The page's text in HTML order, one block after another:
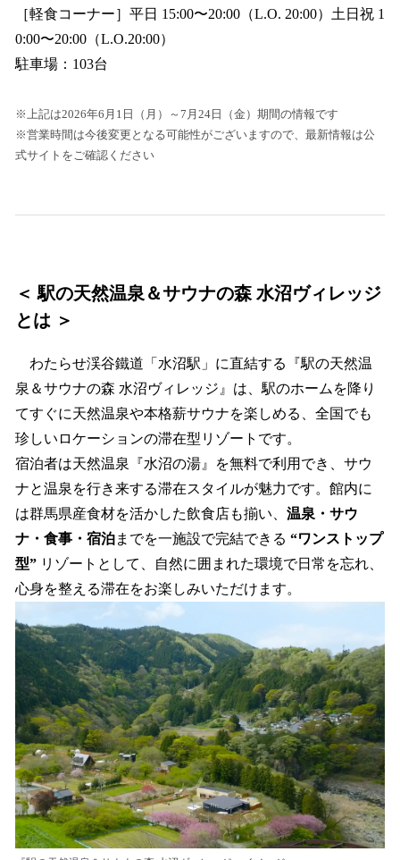
［軽食コーナー］平日 15:00〜20:00（L.O. 20:00）土日祝 1
0:00〜20:00（L.O.20:00）
駐車場：103台
※上記は2026年6月1日（月）～7月24日（金）期間の情報です
※営業時間は今後変更となる可能性がございますので、最新情報は公
式サイトをご確認ください
＜ 駅の天然温泉＆サウナの森 水沼ヴィレッジ
とは ＞
わたらせ渓谷鐵道「水沼駅」に直結する『駅の天然温
泉＆サウナの森 水沼ヴィレッジ』は、駅のホームを降り
てすぐに天然温泉や本格薪サウナを楽しめる、全国でも
珍しいロケーションの滞在型リゾートです。
宿泊者は天然温泉『水沼の湯』を無料で利用でき、サウ
ナと温泉を行き来する滞在スタイルが魅力です。館内に
は群馬県産食材を活かした飲食店も揃い、 温泉・サウ
ナ・食事・宿泊までを一施設で完結できる “ワンストップ
型” リゾートとして、自然に囲まれた環境で日常を忘れ、
心身を整える滞在をお楽しみいただけます。